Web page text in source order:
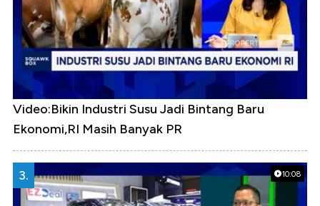
Video:Bikin Industri Susu Jadi Bintang Baru
Ekonomi,RI Masih Banyak PR
10:08
3.